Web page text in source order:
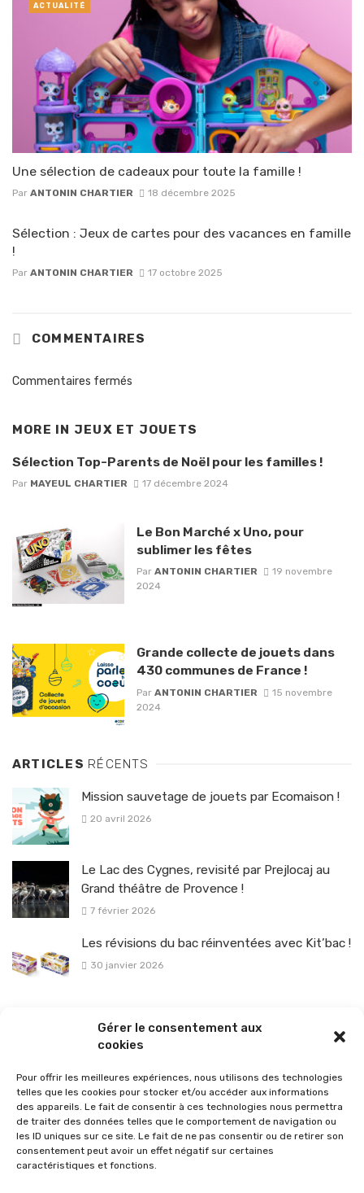
Gérer le consentement aux
cookies
Pour offrir les meilleures expériences, nous utilisons des technologies
telles que les cookies pour stocker et/ou accéder aux informations
des appareils. Le fait de consentir à ces technologies nous permettra
de traiter des données telles que le comportement de navigation ou
les ID uniques sur ce site. Le fait de ne pas consentir ou de retirer son
consentement peut avoir un effet négatif sur certaines
caractéristiques et fonctions.
Une sélection de cadeaux pour toute la famille !
Par ANTONIN CHARTIER 18 décembre 2025
ACTUALITÉ
Sélection : Jeux de cartes pour des vacances en famille
!
Par ANTONIN CHARTIER 17 octobre 2025
COMMENTAIRES
Commentaires fermés
MORE IN JEUX ET JOUETS
Sélection Top-Parents de Noël pour les familles !
Par MAYEUL CHARTIER 17 décembre 2024
Le Bon Marché x Uno, pour
sublimer les fêtes
Par ANTONIN CHARTIER
19 novembre
2024
Grande collecte de jouets dans
430 communes de France !
Par ANTONIN CHARTIER
15 novembre
2024
ARTICLES RÉCENTS
Mission sauvetage de jouets par Ecomaison !
20 avril 2026
Le Lac des Cygnes, revisité par Prejlocaj au
Grand théâtre de Provence !
7 février 2026
Les révisions du bac réinventées avec Kit’bac !
30 janvier 2026